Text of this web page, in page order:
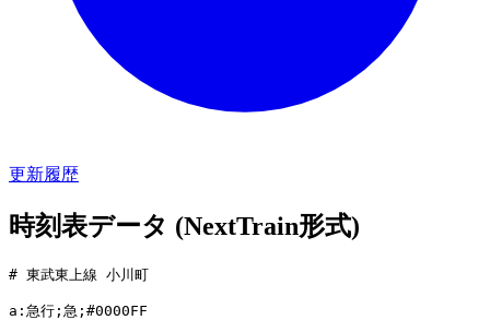
更新履歴
時刻表データ (NextTrain形式)
# 東武東上線 小川町
a:急行;急;#0000FF